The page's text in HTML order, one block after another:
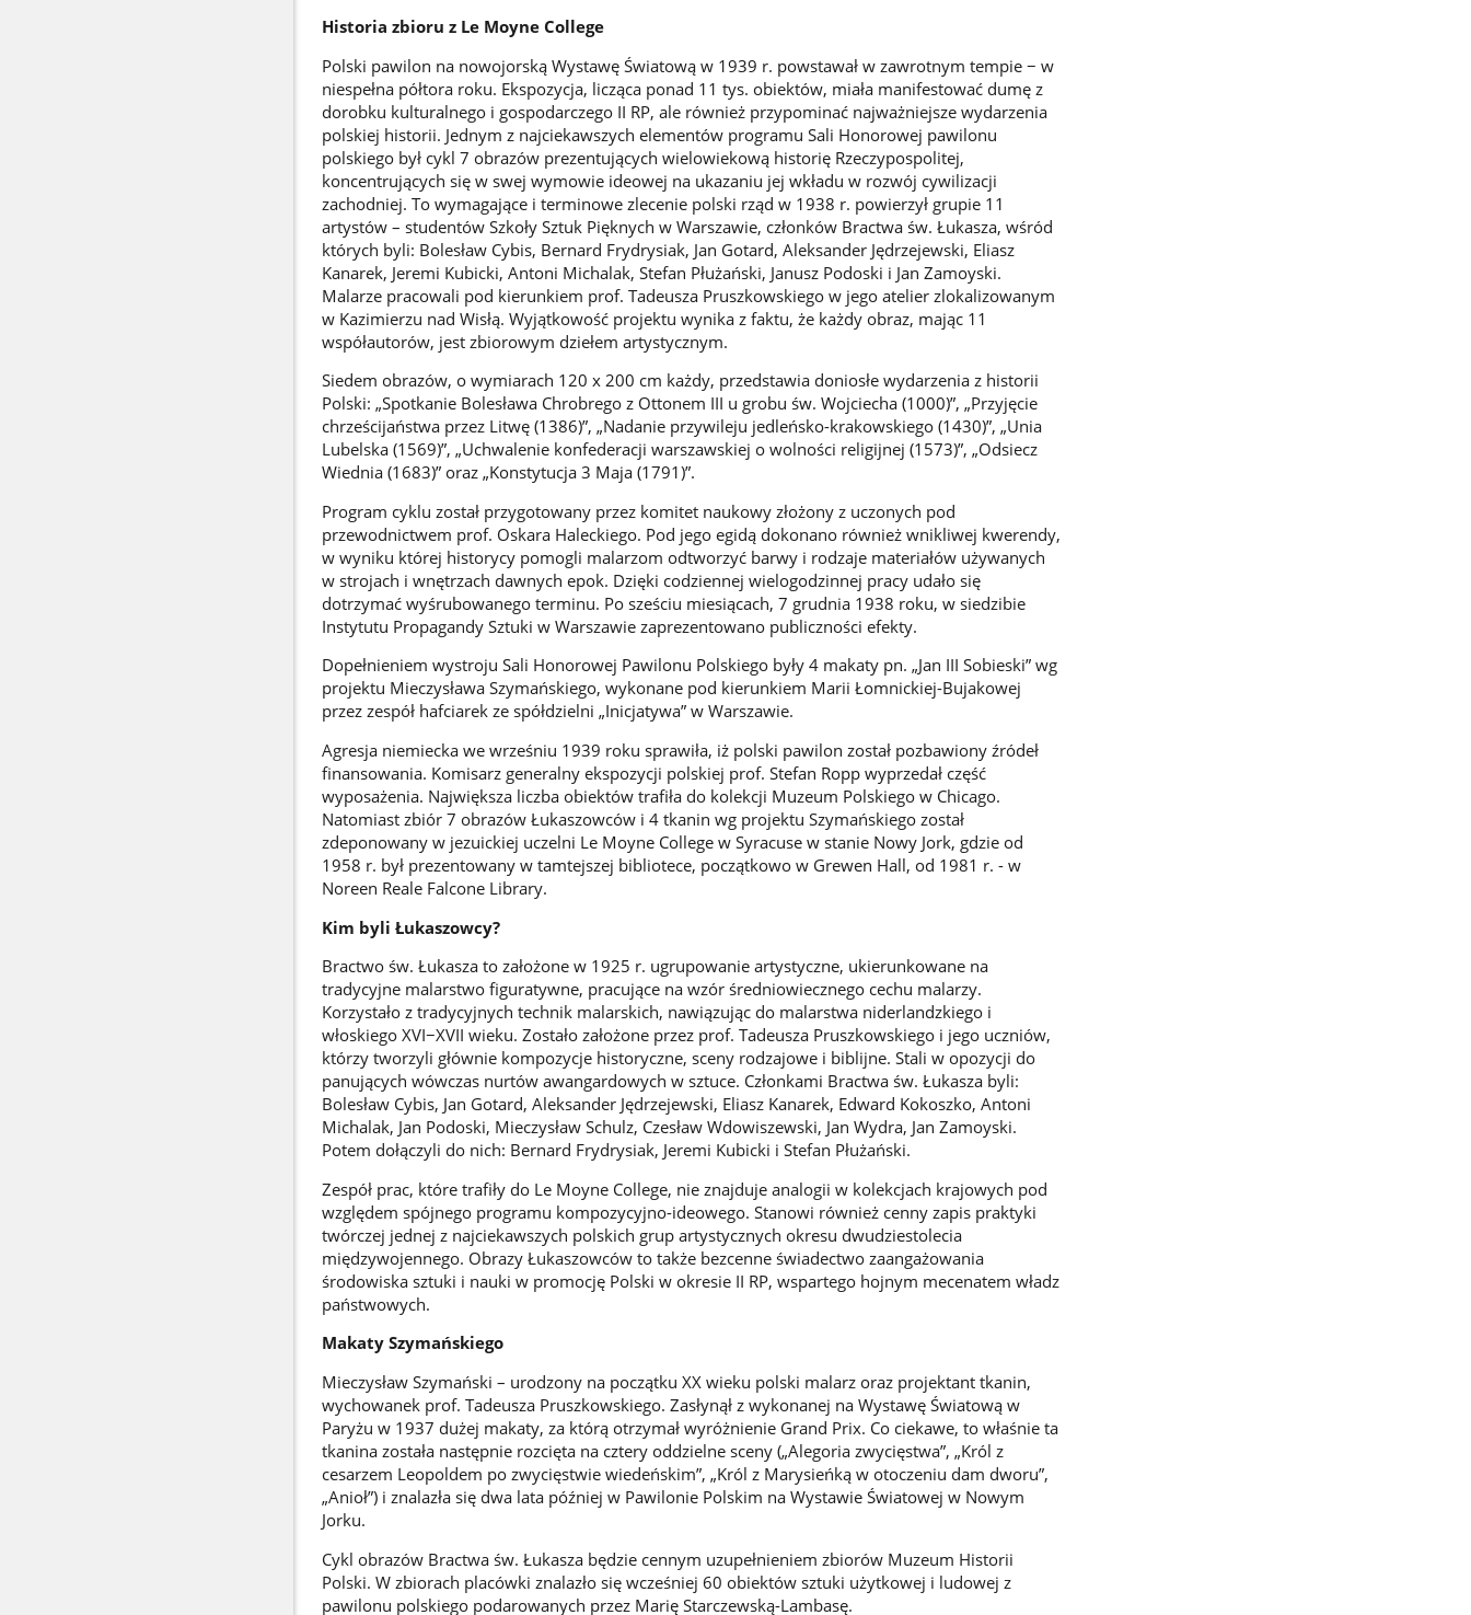
Historia zbioru z Le Moyne College
Polski pawilon na nowojorską Wystawę Światową w 1939 r. powstawał w zawrotnym tempie − w
niespełna półtora roku. Ekspozycja, licząca ponad 11 tys. obiektów, miała manifestować dumę z
dorobku kulturalnego i gospodarczego II RP, ale również przypominać najważniejsze wydarzenia
polskiej historii. Jednym z najciekawszych elementów programu Sali Honorowej pawilonu
polskiego był cykl 7 obrazów prezentujących wielowiekową historię Rzeczypospolitej,
koncentrujących się w swej wymowie ideowej na ukazaniu jej wkładu w rozwój cywilizacji
zachodniej. To wymagające i terminowe zlecenie polski rząd w 1938 r. powierzył grupie 11
artystów – studentów Szkoły Sztuk Pięknych w Warszawie, członków Bractwa św. Łukasza, wśród
których byli: Bolesław Cybis, Bernard Frydrysiak, Jan Gotard, Aleksander Jędrzejewski, Eliasz
Kanarek, Jeremi Kubicki, Antoni Michalak, Stefan Płużański, Janusz Podoski i Jan Zamoyski.
Malarze pracowali pod kierunkiem prof. Tadeusza Pruszkowskiego w jego atelier zlokalizowanym
w Kazimierzu nad Wisłą. Wyjątkowość projektu wynika z faktu, że każdy obraz, mając 11
współautorów, jest zbiorowym dziełem artystycznym.
Siedem obrazów, o wymiarach 120 x 200 cm każdy, przedstawia doniosłe wydarzenia z historii
Polski: „Spotkanie Bolesława Chrobrego z Ottonem III u grobu św. Wojciecha (1000)”, „Przyjęcie
chrześcijaństwa przez Litwę (1386)”, „Nadanie przywileju jedleńsko-krakowskiego (1430)”, „Unia
Lubelska (1569)”, „Uchwalenie konfederacji warszawskiej o wolności religijnej (1573)”, „Odsiecz
Wiednia (1683)” oraz „Konstytucja 3 Maja (1791)”.
Program cyklu został przygotowany przez komitet naukowy złożony z uczonych pod
przewodnictwem prof. Oskara Haleckiego. Pod jego egidą dokonano również wnikliwej kwerendy,
w wyniku której historycy pomogli malarzom odtworzyć barwy i rodzaje materiałów używanych
w strojach i wnętrzach dawnych epok. Dzięki codziennej wielogodzinnej pracy udało się
dotrzymać wyśrubowanego terminu. Po sześciu miesiącach, 7 grudnia 1938 roku, w siedzibie
Instytutu Propagandy Sztuki w Warszawie zaprezentowano publiczności efekty.
Dopełnieniem wystroju Sali Honorowej Pawilonu Polskiego były 4 makaty pn. „Jan III Sobieski” wg
projektu Mieczysława Szymańskiego, wykonane pod kierunkiem Marii Łomnickiej-Bujakowej
przez zespół hafciarek ze spółdzielni „Inicjatywa” w Warszawie.
Agresja niemiecka we wrześniu 1939 roku sprawiła, iż polski pawilon został pozbawiony źródeł
finansowania. Komisarz generalny ekspozycji polskiej prof. Stefan Ropp wyprzedał część
wyposażenia. Największa liczba obiektów trafiła do kolekcji Muzeum Polskiego w Chicago.
Natomiast zbiór 7 obrazów Łukaszowców i 4 tkanin wg projektu Szymańskiego został
zdeponowany w jezuickiej uczelni Le Moyne College w Syracuse w stanie Nowy Jork, gdzie od
1958 r. był prezentowany w tamtejszej bibliotece, początkowo w Grewen Hall, od 1981 r. - w
Noreen Reale Falcone Library.
Kim byli Łukaszowcy?
Bractwo św. Łukasza to założone w 1925 r. ugrupowanie artystyczne, ukierunkowane na
tradycyjne malarstwo figuratywne, pracujące na wzór średniowiecznego cechu malarzy.
Korzystało z tradycyjnych technik malarskich, nawiązując do malarstwa niderlandzkiego i
włoskiego XVI−XVII wieku. Zostało założone przez prof. Tadeusza Pruszkowskiego i jego uczniów,
którzy tworzyli głównie kompozycje historyczne, sceny rodzajowe i biblijne. Stali w opozycji do
panujących wówczas nurtów awangardowych w sztuce. Członkami Bractwa św. Łukasza byli:
Bolesław Cybis, Jan Gotard, Aleksander Jędrzejewski, Eliasz Kanarek, Edward Kokoszko, Antoni
Michalak, Jan Podoski, Mieczysław Schulz, Czesław Wdowiszewski, Jan Wydra, Jan Zamoyski.
Potem dołączyli do nich: Bernard Frydrysiak, Jeremi Kubicki i Stefan Płużański.
Zespół prac, które trafiły do Le Moyne College, nie znajduje analogii w kolekcjach krajowych pod
względem spójnego programu kompozycyjno-ideowego. Stanowi również cenny zapis praktyki
twórczej jednej z najciekawszych polskich grup artystycznych okresu dwudziestolecia
międzywojennego. Obrazy Łukaszowców to także bezcenne świadectwo zaangażowania
środowiska sztuki i nauki w promocję Polski w okresie II RP, wspartego hojnym mecenatem władz
państwowych.
Makaty Szymańskiego
Mieczysław Szymański – urodzony na początku XX wieku polski malarz oraz projektant tkanin,
wychowanek prof. Tadeusza Pruszkowskiego. Zasłynął z wykonanej na Wystawę Światową w
Paryżu w 1937 dużej makaty, za którą otrzymał wyróżnienie Grand Prix. Co ciekawe, to właśnie ta
tkanina została następnie rozcięta na cztery oddzielne sceny („Alegoria zwycięstwa”, „Król z
cesarzem Leopoldem po zwycięstwie wiedeńskim”, „Król z Marysieńką w otoczeniu dam dworu”,
„Anioł”) i znalazła się dwa lata później w Pawilonie Polskim na Wystawie Światowej w Nowym
Jorku.
Cykl obrazów Bractwa św. Łukasza będzie cennym uzupełnieniem zbiorów Muzeum Historii
Polski. W zbiorach placówki znalazło się wcześniej 60 obiektów sztuki użytkowej i ludowej z
pawilonu polskiego podarowanych przez Marię Starczewską-Lambasę.